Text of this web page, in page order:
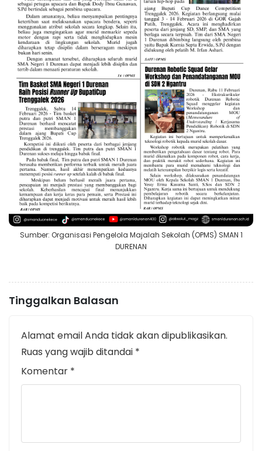
Sumber: Organisasi Pengelola Majalah Sekolah (OPMS) SMAN 1
DURENAN
Tinggalkan Balasan
Alamat email Anda tidak akan dipublikasikan.
Ruas yang wajib ditandai *
Komentar *